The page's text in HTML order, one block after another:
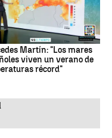
Martín: "Los mares
viven un verano de
récord"